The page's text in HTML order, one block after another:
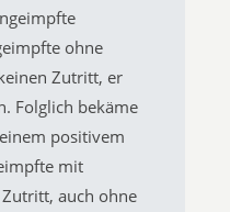
ohne
Zutritt, er
Folglich bekäme
positivem
mit
auch ohne